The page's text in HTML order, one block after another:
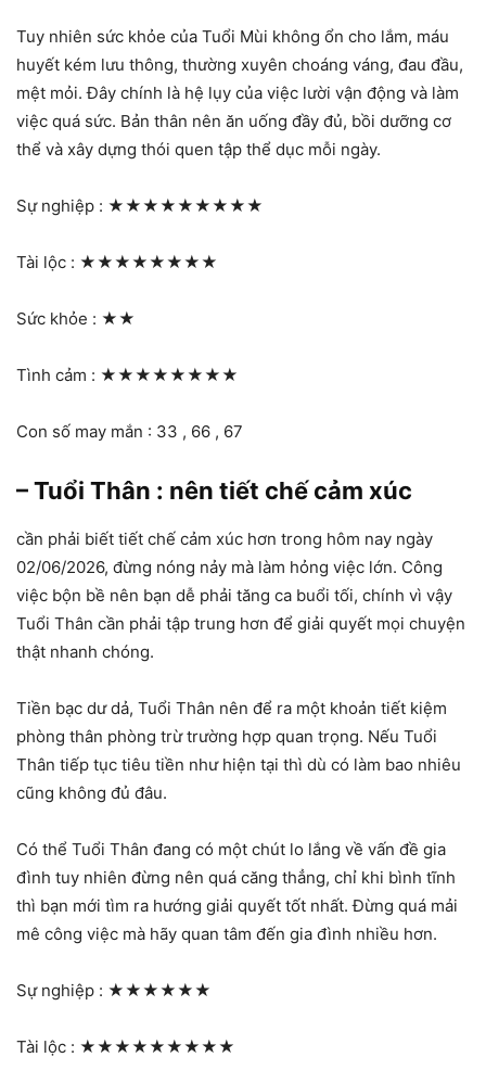
Tuy nhiên sức khỏe của Tuổi Mùi không ổn cho lắm, máu
huyết kém lưu thông, thường xuyên choáng váng, đau đầu,
mệt mỏi. Đây chính là hệ lụy của việc lười vận động và làm
việc quá sức. Bản thân nên ăn uống đầy đủ, bồi dưỡng cơ
thể và xây dựng thói quen tập thể dục mỗi ngày.
Sự nghiệp : ★★★★★★★★★
Tài lộc : ★★★★★★★★
Sức khỏe : ★★
Tình cảm : ★★★★★★★★
Con số may mắn : 33 , 66 , 67
– Tuổi Thân : nên tiết chế cảm xúc
cần phải biết tiết chế cảm xúc hơn trong hôm nay ngày
02/06/2026, đừng nóng nảy mà làm hỏng việc lớn. Công
việc bộn bề nên bạn dễ phải tăng ca buổi tối, chính vì vậy
Tuổi Thân cần phải tập trung hơn để giải quyết mọi chuyện
thật nhanh chóng.
Tiền bạc dư dả, Tuổi Thân nên để ra một khoản tiết kiệm
phòng thân phòng trừ trường hợp quan trọng. Nếu Tuổi
Thân tiếp tục tiêu tiền như hiện tại thì dù có làm bao nhiêu
cũng không đủ đâu.
Có thể Tuổi Thân đang có một chút lo lắng về vấn đề gia
đình tuy nhiên đừng nên quá căng thẳng, chỉ khi bình tĩnh
thì bạn mới tìm ra hướng giải quyết tốt nhất. Đừng quá mải
mê công việc mà hãy quan tâm đến gia đình nhiều hơn.
Sự nghiệp : ★★★★★★
Tài lộc : ★★★★★★★★★